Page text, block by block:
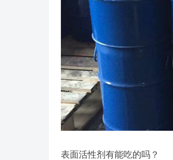
表面活性剂有能吃的吗？